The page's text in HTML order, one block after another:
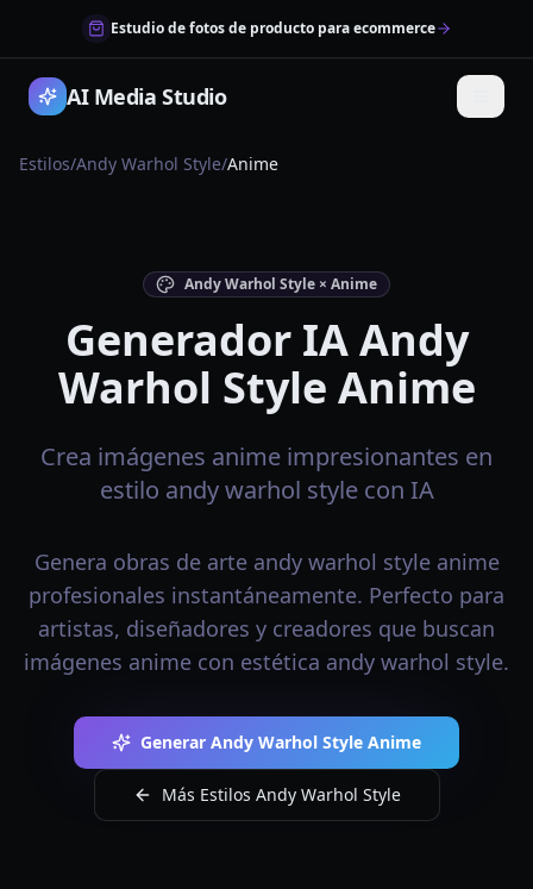
Estudio de fotos de producto para ecommerce
AI Media Studio
Estilos/Andy Warhol Style/Anime
Andy Warhol Style × Anime
Generador IA Andy
Warhol Style Anime
Crea imágenes anime impresionantes en
estilo andy warhol style con IA
Genera obras de arte andy warhol style anime
profesionales instantáneamente. Perfecto para
artistas, diseñadores y creadores que buscan
imágenes anime con estética andy warhol style.
Generar Andy Warhol Style Anime
Más Estilos Andy Warhol Style